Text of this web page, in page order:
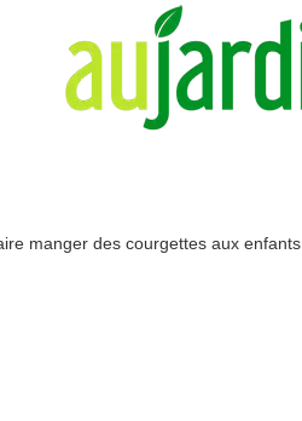
manger des courgettes aux